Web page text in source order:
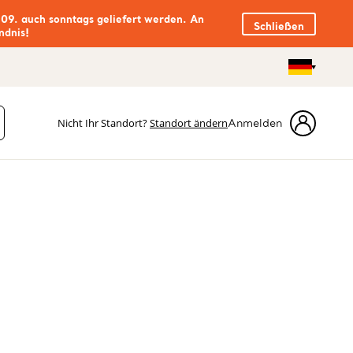
auch sonntags geliefert werden. An
Schließen
Nicht Ihr Standort?Standort ändernAnmelden